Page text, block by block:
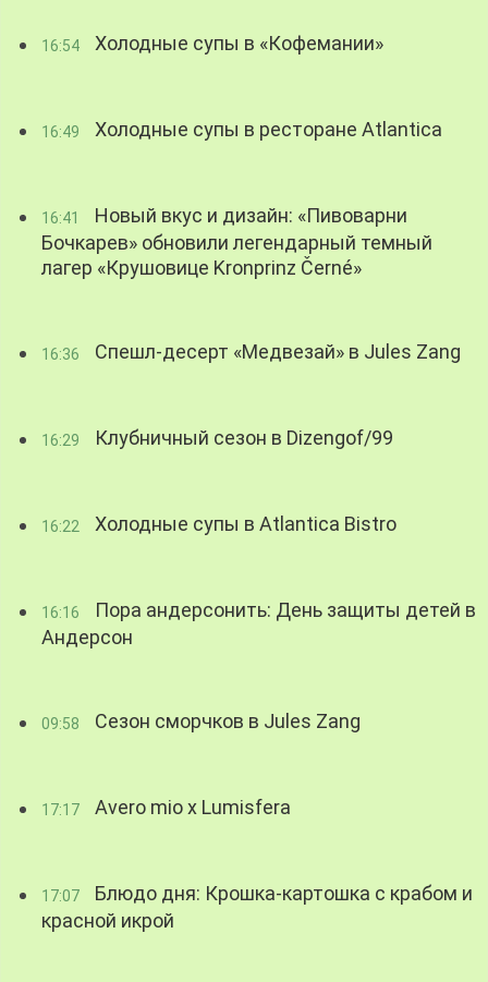
16:54 Холодные супы в «Кофемании»
16:49 Холодные супы в ресторане Atlantica
16:41
Новый вкус и дизайн: «Пивоварни
Бочкарев» обновили легендарный темный
лагер «Крушовице Kronprinz Černé»
16:36 Спешл-десерт «Медвезай» в Jules Zang
16:29 Клубничный сезон в Dizengof/99
16:22 Холодные супы в Atlantica Bistro
16:16
Пора андерсонить: День защиты детей в
Андерсон
09:58 Сезон сморчков в Jules Zang
17:17 Avero mio x Lumisfera
17:07
Блюдо дня: Крошка-картошка с крабом и
красной икрой